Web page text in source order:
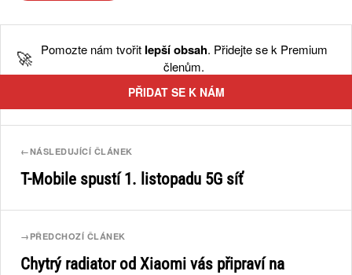
🚀 Pomozte nám tvořit lepší obsah. Přidejte se k Premium
členům.
PŘIDAT SE K NÁM
←NÁSLEDUJÍCÍ ČLÁNEK
T-Mobile spustí 1. listopadu 5G síť
→ PŘEDCHOZÍ ČLÁNEK
Chytrý radiator od Xiaomi vás připraví na